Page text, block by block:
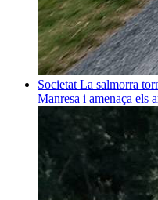
Societat La salmorra
Manresa i amenaça els